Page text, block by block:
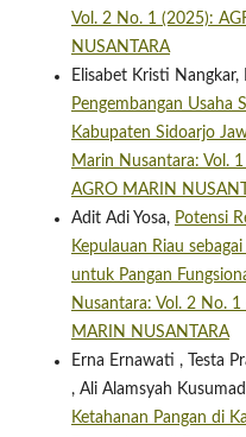
Vol. 2 No. 1 (2025):
NUSANTARA
Elisabet Kristi Nangkar,
Pengembangan Usaha
Kabupaten Sidoarjo
Marin Nusantara: Vol.
AGRO MARIN
Adit Adi Yosa, Potensi
Kepulauan Riau
untuk Pangan
Nusantara: Vol. 2 No.
MARIN NUSANTARA
Erna Ernawati , Testa
, Ali Alamsyah
Ketahanan Pangan di